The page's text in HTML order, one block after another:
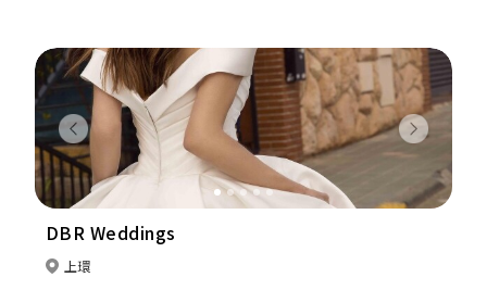
港及獨家代理。
Previous Next
DBR Weddings
上環